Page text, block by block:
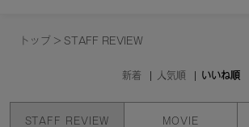
トップ > STAFF REVIEW
新着 人気順 いいね順
STAFF REVIEW MOVIE